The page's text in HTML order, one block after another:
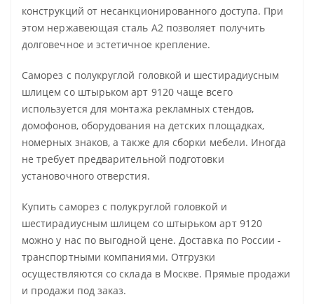
конструкций от несанкционированного доступа. При
этом нержавеющая сталь А2 позволяет получить
долговечное и эстетичное крепление.
Саморез с полукруглой головкой и шестирадиусным
шлицем со штырьком арт 9120 чаще всего
используется для монтажа рекламных стендов,
домофонов, оборудования на детских площадках,
номерных знаков, а также для сборки мебели. Иногда
не требует предварительной подготовки
установочного отверстия.
Купить саморез с полукруглой головкой и
шестирадиусным шлицем со штырьком арт 9120
можно у нас по выгодной цене. Доставка по России -
транспортными компаниями. Отгрузки
осуществляются со склада в Москве. Прямые продажи
и продажи под заказ.